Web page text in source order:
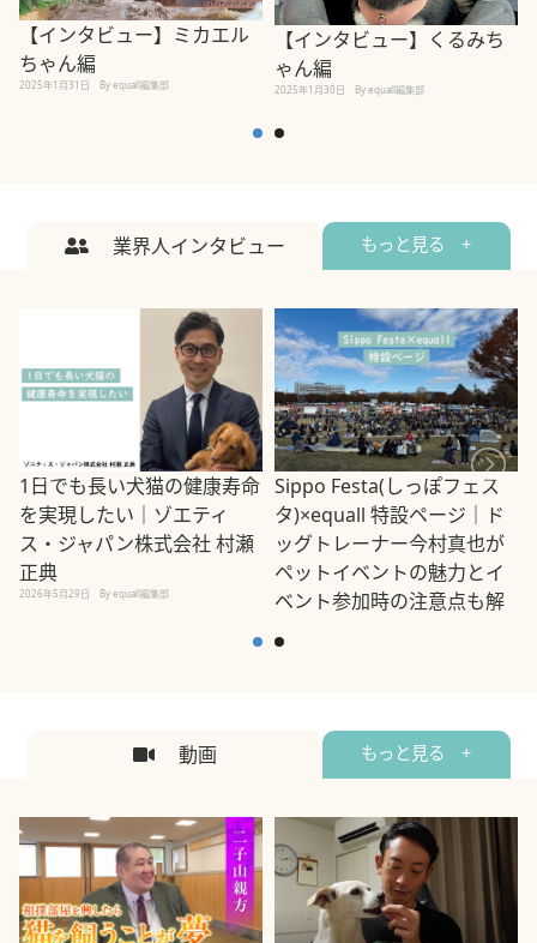
【インタビュー】ミカエル
ちゃん編
2025年1月31日 By equall編集部
【インタビュー】くるみち
ゃん編
2025年1月30日 By equall編集部
業界人インタビュー もっと見る +
1日でも長い犬猫の健康寿命
を実現したい｜ゾエティ
ス・ジャパン株式会社 村瀬
正典
2026年5月29日 By equall編集部
Sippo Festa(しっぽフェス
タ)×equall 特設ページ｜ド
ッグトレーナー今村真也が
ペットイベントの魅力とイ
ベント参加時の注意点も解
2026年5月12日
動画 もっと見る +